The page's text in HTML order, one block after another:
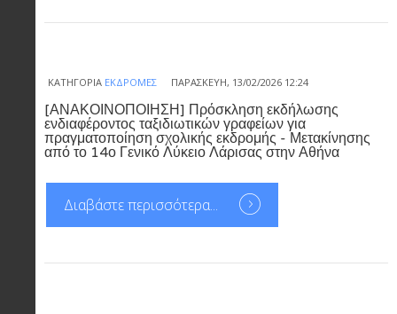
ΚΑΤΗΓΟΡΊΑ ΕΚΔΡΟΜΈΣ ΠΑΡΑΣΚΕΥΉ, 13/02/2026 12:24
[ΑΝΑΚΟΙΝΟΠΟΙΗΣΗ] Πρόσκληση εκδήλωσης
ενδιαφέροντος ταξιδιωτικών γραφείων για
πραγματοποίηση σχολικής εκδρομής - Μετακίνησης
από το 14ο Γενικό Λύκειο Λάρισας στην Αθήνα
Διαβάστε περισσότερα...